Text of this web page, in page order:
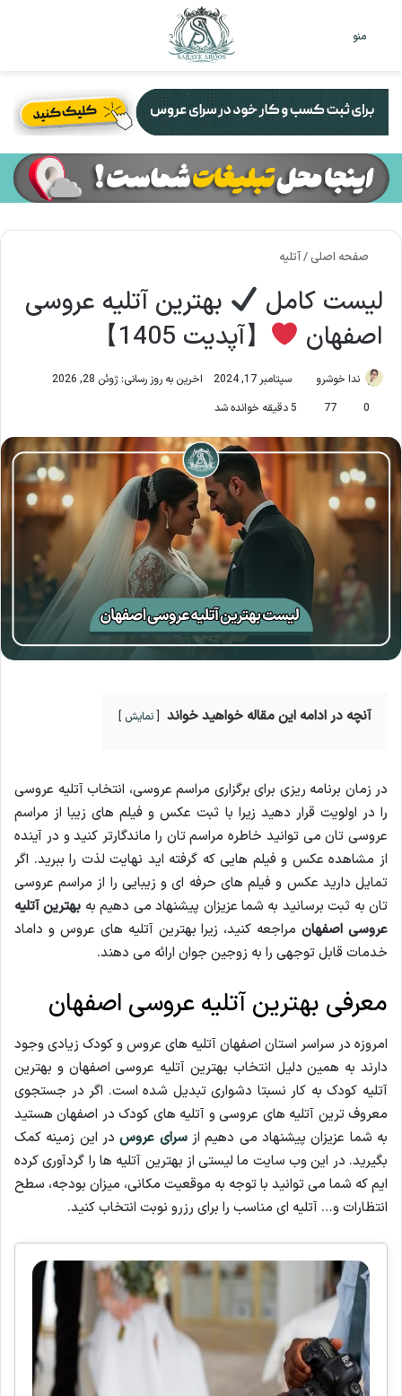
منو
صفحه اصلی /آتلیه
لیست کامل
بهترین آتلیه عروسی
اصفهان
【آپدیت 1405】
ندا خوشرو سپتامبر 17, 2024
اخرین به روز رسانی: ژوئن 28, 2026
0
77
آنچه در ادامه این مقاله خواهید خواند نمایش
در زمان برنامه ریزی برای برگزاری مراسم عروسی، انتخاب آتلیه عروسی
را در اولویت قرار دهید زیرا با ثبت عکس و فیلم های زیبا از مراسم
عروسی تان می توانید خاطره مراسم تان را ماندگارتر کنید و در آینده
از مشاهده عکس و فیلم هایی که گرفته اید نهایت لذت را ببرید. اگر
تمایل دارید عکس و فیلم های حرفه ای و زیبایی را از مراسم عروسی
تان به ثبت برسانید به شما عزیزان پیشنهاد می دهیم به بهترین آتلیه
عروسی اصفهانمراجعه کنید، زیرا بهترین آتلیه های عروس و داماد
خدمات قابل توجهی را به زوجین جوان ارائه می دهند.
معرفی بهترین آتلیه عروسی اصفهان
امروزه در سراسر استان اصفهان آتلیه های عروس و کودک زیادی وجود
دارند به همین دلیل انتخاب بهترین آتلیه عروسی اصفهان و بهترین
آتلیه کودک به کار نسبتا دشواری تبدیل شده است. اگر در جستجوی
معروف ترین آتلیه های عروسی و آتلیه های کودک در اصفهان هستید
به شما عزیزان پیشنهاد می دهیم ازسرای عروسدر این زمینه کمک
بگیرید. در این وب سایت ما لیستی از بهترین آتلیه ها را گردآوری کرده
ایم که شما می توانید با توجه به موقعیت مکانی، میزان بودجه، سطح
انتظارات و… آتلیه ای مناسب را برای رزرو نوبت انتخاب کنید.